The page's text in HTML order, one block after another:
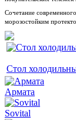
Сочетание
морозостойким
Стол
Армата
Sovital